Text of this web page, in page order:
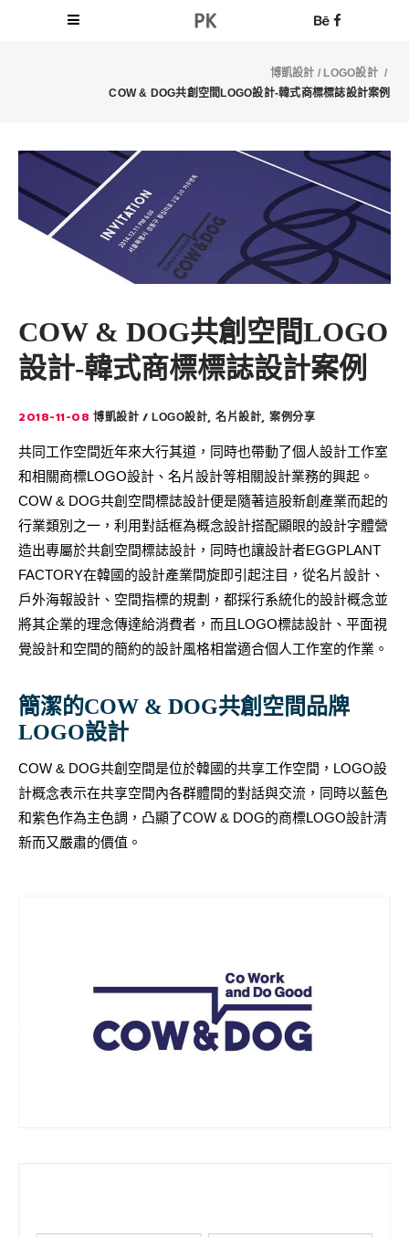
博凱設計 / LOGO設計 /
COW & DOG共創空間LOGO設計-韓式商標標誌設計案例
COW & DOG共創空間LOGO
設計-韓式商標標誌設計案例
2018-11-08 博凱設計 LOGO設計,名片設計,案例分享
共同工作空間近年來大行其道，同時也帶動了個人設計工作室
和相關商標LOGO設計、名片設計等相關設計業務的興起。
COW & DOG共創空間標誌設計便是隨著這股新創產業而起的
行業類別之一，利用對話框為概念設計搭配顯眼的設計字體營
造出專屬於共創空間標誌設計，同時也讓設計者EGGPLANT
FACTORY在韓國的設計產業間旋即引起注目，從名片設計、
戶外海報設計、空間指標的規劃，都採行系統化的設計概念並
將其企業的理念傳達給消費者，而且LOGO標誌設計、平面視
覺設計和空間的簡約的設計風格相當適合個人工作室的作業。
簡潔的COW & DOG共創空間品牌
LOGO設計
COW & DOG共創空間是位於韓國的共享工作空間，LOGO設
計概念表示在共享空間內各群體間的對話與交流，同時以藍色
和紫色作為主色調，凸顯了COW & DOG的商標LOGO設計清
新而又嚴肅的價值。